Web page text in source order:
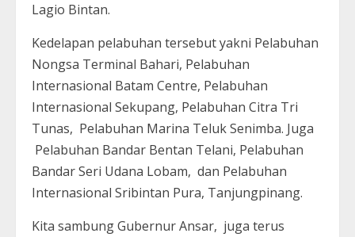
Lagio Bintan.
Kedelapan pelabuhan tersebut yakni Pelabuhan
Nongsa Terminal Bahari, Pelabuhan
Internasional Batam Centre, Pelabuhan
Internasional Sekupang, Pelabuhan Citra Tri
Tunas, Pelabuhan Marina Teluk Senimba. Juga
Pelabuhan Bandar Bentan Telani, Pelabuhan
Bandar Seri Udana Lobam, dan Pelabuhan
Internasional Sribintan Pura, Tanjungpinang.
Kita sambung Gubernur Ansar, juga terus